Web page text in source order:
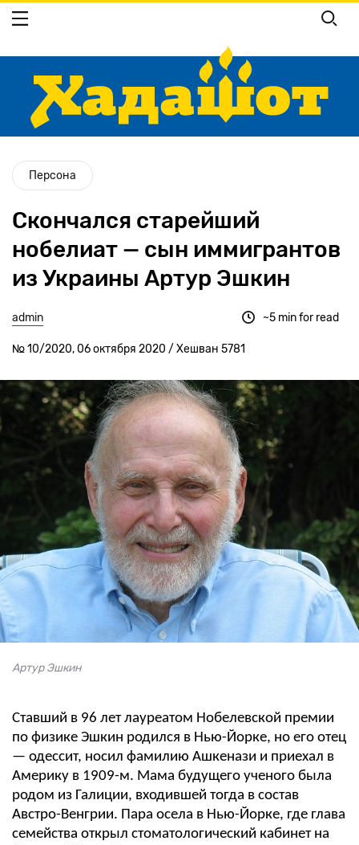
Перейти
основному
Персона
Скончался старейший
нобелиат — сын иммигрантов
из Украины Артур Эшкин
admin
№ 10/2020, 06 октября 2020 / Хешван 5781
~5 min for read
Артур Эшкин
Ставший в 96 лет лауреатом Нобелевской премии
по физике Эшкин родился в Нью-Йорке, но его отец
— одессит, носил фамилию Ашкенази и приехал в
Америку в 1909-м. Мама будущего ученого была
родом из Галиции, входившей тогда в состав
Австро-Венгрии. Пара осела в Нью-Йорке, где глава
семейства открыл стоматологический кабинет на